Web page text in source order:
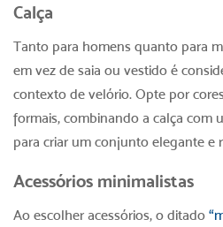
Calça
Tanto para homens quanto para
em vez de saia ou vestido é
contexto de velório. Opte por
formais, combinando a calça com
para criar um conjunto elegante e
Acessórios minimalistas
Ao escolher acessórios, o ditado